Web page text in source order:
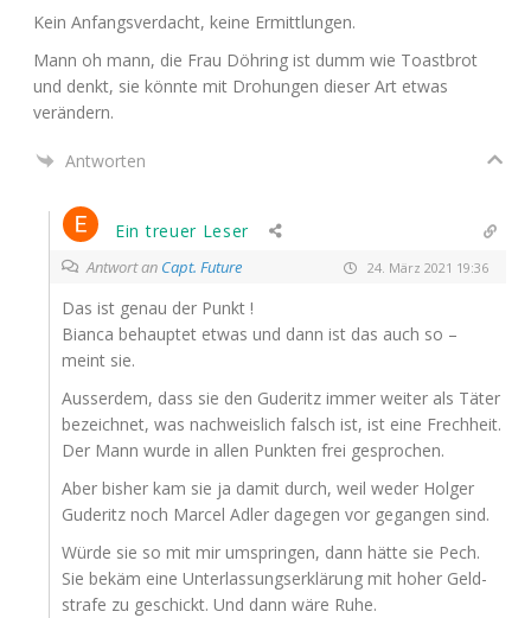
Kein Anfangs­ver­dacht, kei­ne Ermittlungen.
Mann oh mann, die Frau Döh­ring ist dumm wie Toast­brot
und denkt, sie könn­te mit Dro­hun­gen die­ser Art etwas
verändern.
Antworten
Ein treuer Leser
Antwort an Capt. Future 24. März 2021 19:36
Das ist genau der Punkt !
Bian­ca behaup­tet etwas und dann ist das auch so –
meint sie.
Aus­ser­dem, dass sie den Gude­ritz immer wei­ter als Täter
bezeich­net, was nach­weis­lich falsch ist, ist eine Frech­heit.
Der Mann wur­de in allen Punk­ten frei gesprochen.
Aber bis­her kam sie ja damit durch, weil weder Hol­ger
Gude­ritz noch Mar­cel Adler dage­gen vor gegan­gen sind.
Wür­de sie so mit mir umsprin­gen, dann hät­te sie Pech.
Sie bekäm eine Unter­las­sungs­er­klä­rung mit hoher Geld­
stra­fe zu geschickt. Und dann wäre Ruhe.